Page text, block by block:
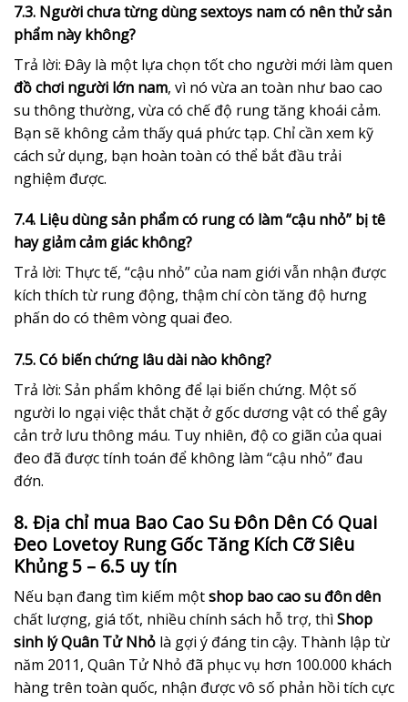
7.3. Người chưa từng dùng sextoys nam có nên thử sản
phẩm này không?
Trả lời: Đây là một lựa chọn tốt cho người mới làm quen
đồ chơi người lớn nam, vì nó vừa an toàn như bao cao
su thông thường, vừa có chế độ rung tăng khoái cảm.
Bạn sẽ không cảm thấy quá phức tạp. Chỉ cần xem kỹ
cách sử dụng, bạn hoàn toàn có thể bắt đầu trải
nghiệm được.
7.4. Liệu dùng sản phẩm có rung có làm “cậu nhỏ” bị tê
hay giảm cảm giác không?
Trả lời: Thực tế, “cậu nhỏ” của nam giới vẫn nhận được
kích thích từ rung động, thậm chí còn tăng độ hưng
phấn do có thêm vòng quai đeo.
7.5. Có biến chứng lâu dài nào không?
Trả lời: Sản phẩm không để lại biến chứng. Một số
người lo ngại việc thắt chặt ở gốc dương vật có thể gây
cản trở lưu thông máu. Tuy nhiên, độ co giãn của quai
đeo đã được tính toán để không làm “cậu nhỏ” đau
đớn.
8. Địa chỉ mua Bao Cao Su Đôn Dên Có Quai
Đeo Lovetoy Rung Gốc Tăng Kích Cỡ Siêu
Khủng 5 – 6.5 uy tín
Nếu bạn đang tìm kiếm mộtshop bao cao su đôn dên
chất lượng, giá tốt, nhiều chính sách hỗ trợ, thìShop
sinh lý Quân Tử Nhỏ là gợi ý đáng tin cậy. Thành lập từ
năm 2011, Quân Tử Nhỏ đã phục vụ hơn 100.000 khách
hàng trên toàn quốc, nhận được vô số phản hồi tích cực